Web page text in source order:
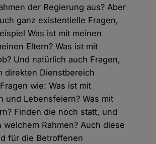
der Regierung aus? Aber
ganz existentielle Fragen,
Was ist mit meinen
Eltern? Was ist mit
Und natürlich auch Fragen,
direkten Dienstbereich
wie: Was ist mit
und Lebensfeiern? Was mit
Finden die noch statt, und
welchem Rahmen? Auch diese
für die Betroffenen